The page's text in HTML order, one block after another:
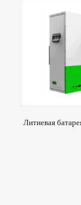
Литиевая